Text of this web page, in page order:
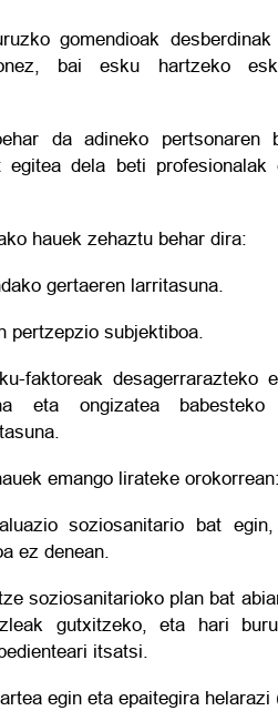
gomendioak
bai esku hartzeko
da adineko pertsonaren
egitea dela beti profesionalak
hauek zehaztu behar dira:
gertaeren larritasuna.
pertzepzio subjektiboa.
faktoreak desagerrarazteko
eta ongizatea babesteko
emango lirateke
soziosanitario bat
ez denean.
soziosanitarioko plan bat
gutxitzeko, eta hari
itsatsi.
egin eta epaitegira helarazi